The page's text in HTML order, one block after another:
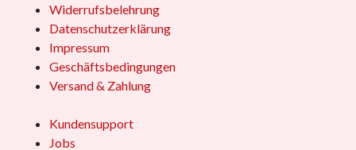
Widerrufsbelehrung
Datenschutzerklärung
Impressum
Geschäftsbedingungen
Versand & Zahlung
Kundensupport
Jobs